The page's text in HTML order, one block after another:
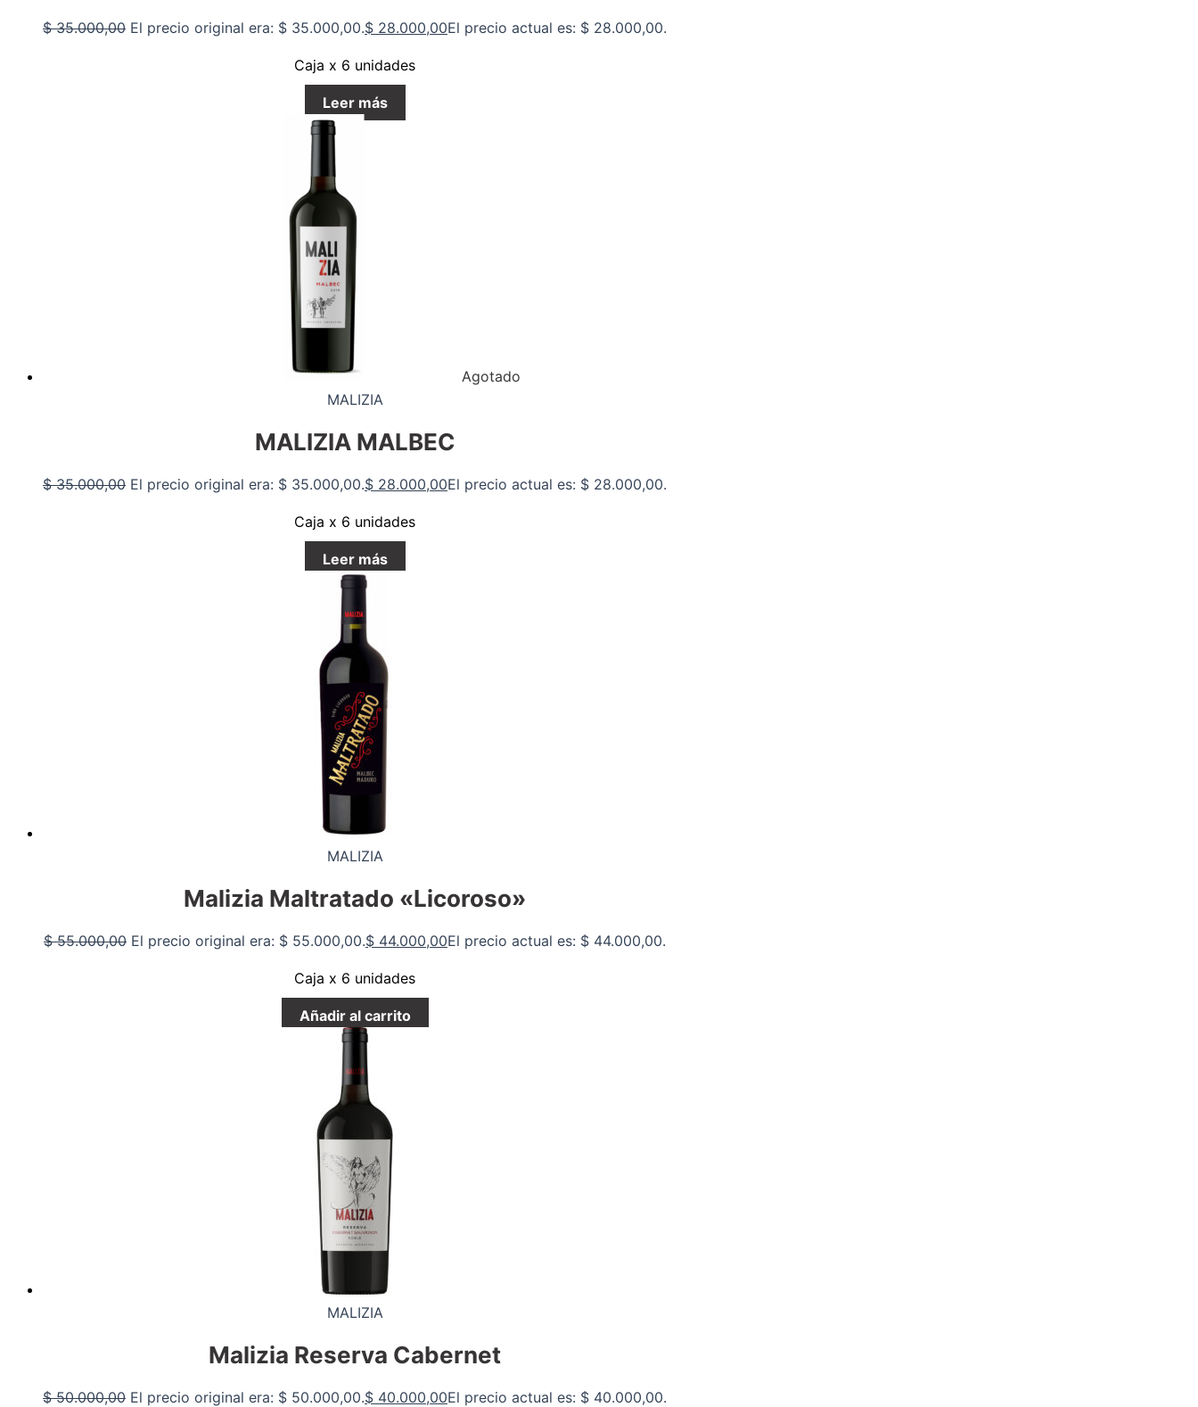
$35.000,00 El precio original era: $ 35.000,00.$ 28.000,00El precio actual es: $ 28.000,00.
Caja x 6 unidades
Leer más
Agotado
MALIZIA
MALIZIA MALBEC
$35.000,00 El precio original era: $ 35.000,00.$ 28.000,00El precio actual es: $ 28.000,00.
Caja x 6 unidades
Leer más
MALIZIA
Malizia Maltratado «Licoroso»
$55.000,00 El precio original era: $ 55.000,00.$ 44.000,00El precio actual es: $ 44.000,00.
Caja x 6 unidades
Añadir al carrito
MALIZIA
Malizia Reserva Cabernet
$50.000,00 El precio original era: $ 50.000,00.$ 40.000,00El precio actual es: $ 40.000,00.